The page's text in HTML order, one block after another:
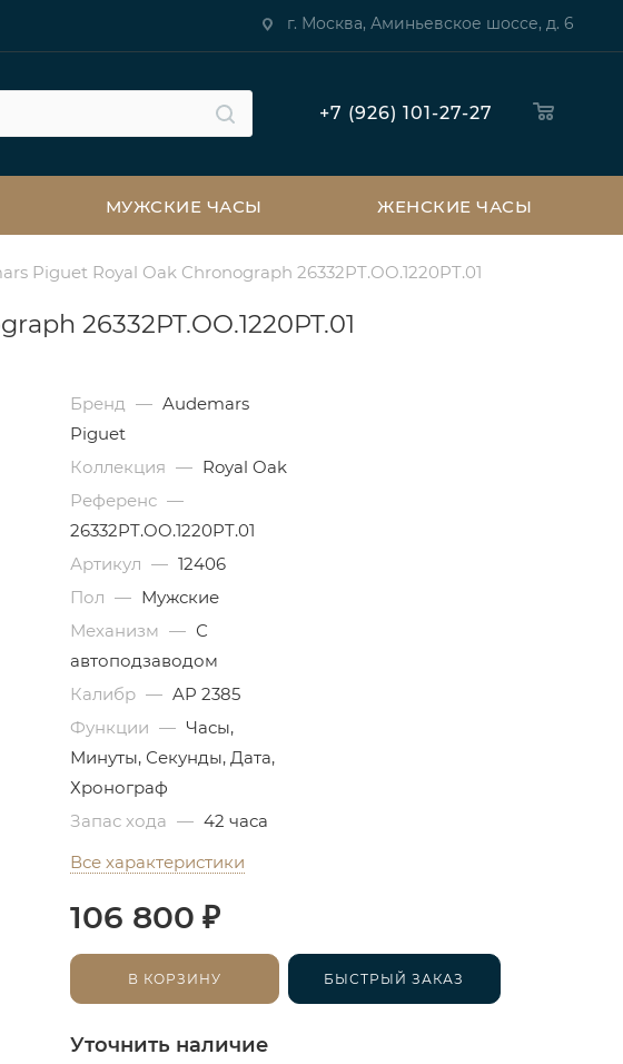
г. Москва, Аминьевское шоссе, д. 6
+7 (926) 101-27-27
МУЖСКИЕ ЧАСЫ ЖЕНСКИЕ ЧАСЫ
Piguet Royal Oak Chronograph 26332PT.OO.1220PT.01
26332PT.OO.1220PT.01
Бренд — Audemars
Piguet
Коллекция — Royal Oak
Референс —
26332PT.OO.1220PT.01
Артикул — 12406
Пол — Мужские
Механизм — С
автоподзаводом
Калибр — AP 2385
Функции — Часы,
Минуты, Секунды, Дата,
Хронограф
Запас хода — 42 часа
Все характеристики
106 800 ₽
В КОРЗИНУ БЫСТРЫЙ ЗАКАЗ
Уточнить наличие